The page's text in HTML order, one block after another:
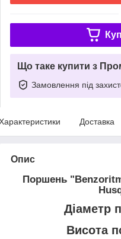
Що таке купити з
Замовлення під
Доставка
Опис
Поршень
Діаметр
Висота